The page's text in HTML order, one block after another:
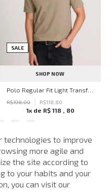
technologies to improve
more agile and
the site according to
to your habits and your
you can visit our
SALE
SHOP NOW
Polo Regular Fit Light Transfer Bege Médio John John Masculina
R$198,00 R$118 80
1x de R$ 118 , 80
nossas novidades.